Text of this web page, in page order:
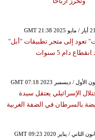
تعود إلى متجر تطبيقات "أبل"
دام 5 سنوات
الإسرائيلي يعتقل سيدة
بالسرطان في الضفة الغربية